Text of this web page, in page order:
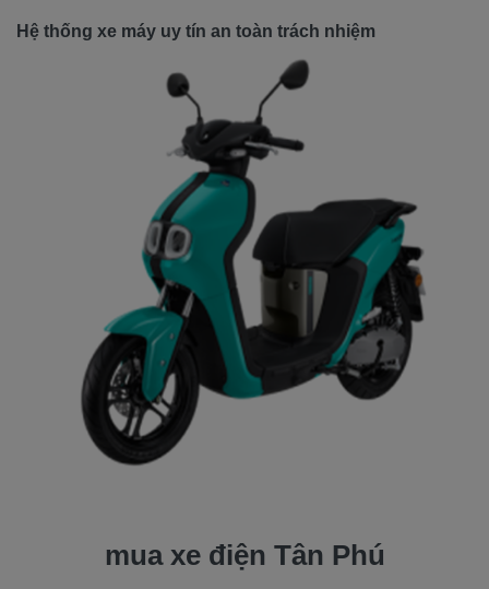
Hệ thống xe máy uy tín an toàn trách nhiệm
mua xe điện Tân Phú